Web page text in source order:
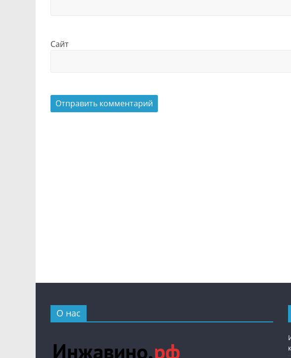
Сайт
О нас